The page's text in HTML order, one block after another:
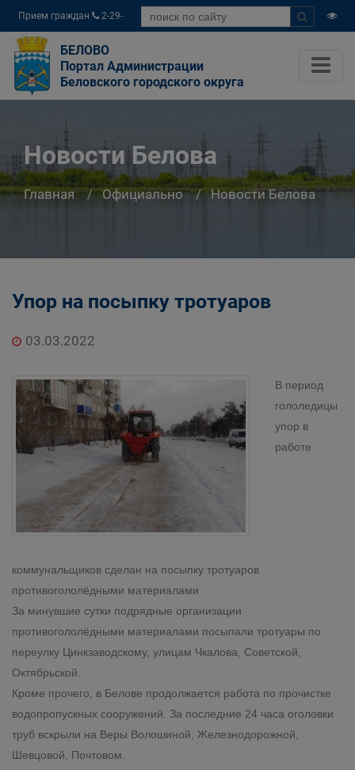
Прием граждан
2-29-
04
БЕЛОВО
Портал Администрации
Беловского городского округа
Новости Белова
Главная Официально Новости Белова
Упор на посыпку тротуаров
03.03.2022
В период
гололедицы
упор в
работе
коммунальщиков сделан на посыпку тротуаров
противогололёдными материалами
За минувшие сутки подрядные организации
противогололёдными материалами посыпали тротуары по
переулку Цинкзаводскому, улицам Чкалова, Советской,
Октябрьской.
Кроме прочего, в Белове продолжается работа по прочистке
водопропускных сооружений.​ За последние 24 часа оголовки
труб вскрыли на Веры Волошиной, Железнодорожной,
Шевцовой, Почтовом.